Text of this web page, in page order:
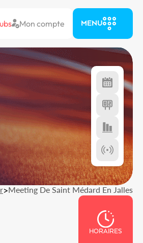
Mon compte MENU
>Meeting De Saint Médard En Jalles
HORAIRES